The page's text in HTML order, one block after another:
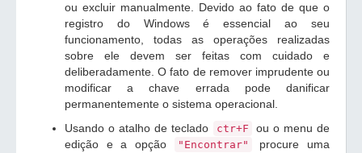
ou excluir manualmente. Devido ao fato de que o
registro do Windows é essencial ao seu
funcionamento, todas as operações realizadas
sobre ele devem ser feitas com cuidado e
deliberadamente. O fato de remover imprudente ou
modificar a chave errada pode danificar
permanentemente o sistema operacional.
Usando o atalho de teclado
ctr+F
ou o menu de
edição e a opção
"Encontrar"
procure uma